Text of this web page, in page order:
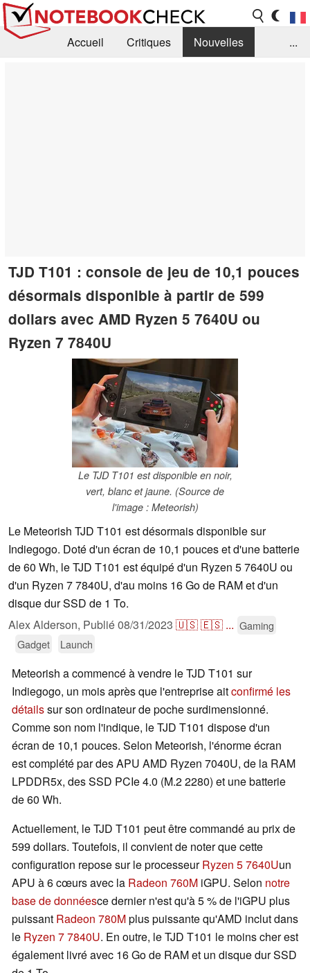
Accueil Critiques
Nouvelles
...
TJD T101 : console de jeu de 10,1 pouces
désormais disponible à partir de 599
dollars avec AMD Ryzen 5 7640U ou
Ryzen 7 7840U
Le TJD T101 est disponible en noir,
vert, blanc et jaune. (Source de
l'image : Meteorish)
Le Meteorish TJD T101 est désormais disponible sur
Indiegogo. Doté d'un écran de 10,1 pouces et d'une batterie
de 60 Wh, le TJD T101 est équipé d'un Ryzen 5 7640U ou
d'un Ryzen 7 7840U, d'au moins 16 Go de RAM et d'un
disque dur SSD de 1 To.
Alex Alderson, Publié08/31/2023 🇺🇸🇪🇸 ... Gaming
Gadget
Launch
Meteorish a commencé à vendre le TJD T101 sur
Indiegogo, un mois après que l'entreprise aitconfirmé les
détailssur son ordinateur de poche surdimensionné.
Comme son nom l'indique, le TJD T101 dispose d'un
écran de 10,1 pouces. Selon Meteorish, l'énorme écran
est complété par des APU AMD Ryzen 7040U, de la RAM
LPDDR5x, des SSD PCIe 4.0 (M.2 2280) et une batterie
de 60 Wh.
Actuellement, le TJD T101 peut être commandé au prix de
599 dollars. Toutefois, il convient de noter que cette
configuration repose sur le processeurRyzen 5 7640Uun
APU à 6 cœurs avec la Radeon 760M iGPU. Selon notre
base de donnéesce dernier n'est qu'à 5 % de l'iGPU plus
puissant Radeon 780Mplus puissante qu'AMD inclut dans
le Ryzen 7 7840U. En outre, le TJD T101 le moins cher est
également livré avec 16 Go de RAM et un disque dur SSD